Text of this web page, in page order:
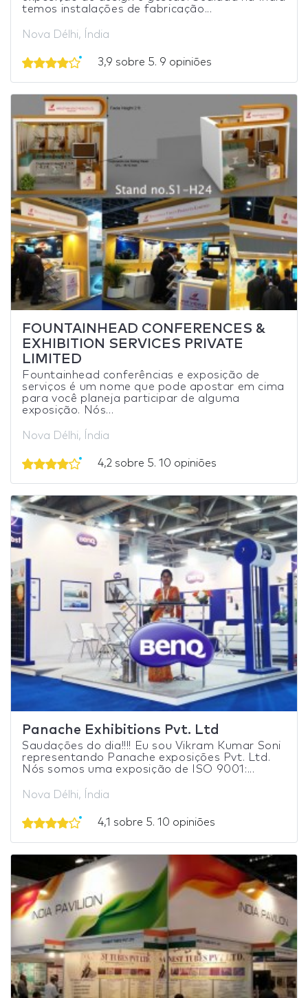
temos instalações de fabricação...
Nova Délhi, Índia
3,9 sobre 5. 9 opiniões
FOUNTAINHEAD CONFERENCES &
EXHIBITION SERVICES PRIVATE
LIMITED
Fountainhead conferências e exposição de
serviços é um nome que pode apostar em cima
para você planeja participar de alguma
exposição. Nós...
Nova Délhi, Índia
4,2 sobre 5. 10 opiniões
Panache Exhibitions Pvt. Ltd
Saudações do dia!!!! Eu sou Vikram Kumar Soni
representando Panache exposições Pvt. Ltd.
Nós somos uma exposição de ISO 9001:...
Nova Délhi, Índia
4,1 sobre 5. 10 opiniões